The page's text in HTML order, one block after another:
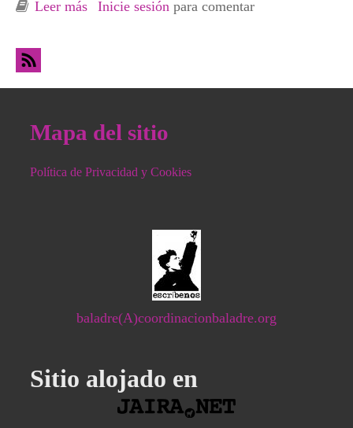
Leer más sobre Objeción fiscal 2019. Nosotras mismxs
Inicie sesión para comentar
Mapa del sitio
Política de Privacidad y Cookies
baladre(A)coordinacionbaladre.org
Sitio alojado en